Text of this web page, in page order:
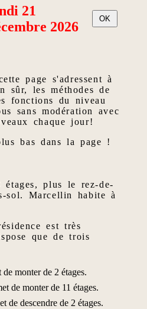
21
2026
page s'adressent à
sûr, les méthodes de
fonctions du niveau
sans modération avec
chaque jour!
bas dans la page !
étages, plus le rez-de-
sol. Marcellin habite à
est très
que de trois
monter de 2 étages.
de monter de 11 étages.
de descendre de 2 étages.